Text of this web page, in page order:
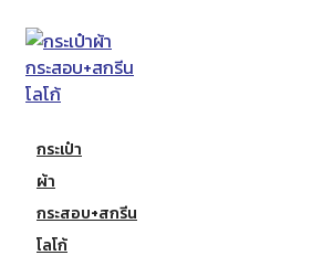
กระเป๋า
ผ้า
กระสอบ+สกรีน
โลโก้